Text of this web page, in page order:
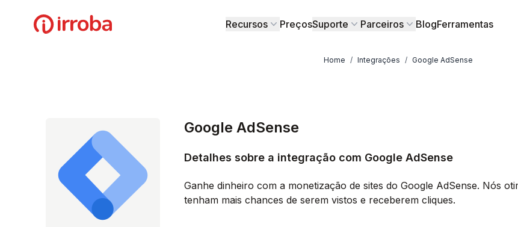
Irroba Recursos PreçosSuporte Parceiros BlogFerramentas
Home / Integrações / Google AdSense
Google AdSense
Detalhes sobre a integração com Google AdSense
Ganhe dinheiro com a monetização de sites do Google AdSense. Nós
tenham mais chances de serem vistos e receberem cliques.